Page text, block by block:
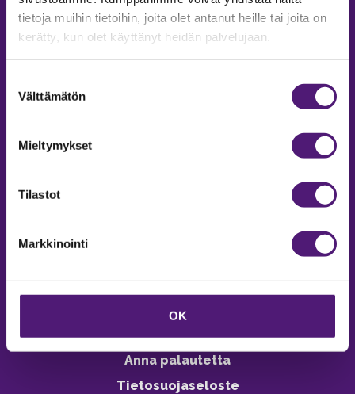
tietoja muihin tietoihin, joita olet antanut heille tai joita on
kerätty, kun olet käyttänyt heidän palvelujaan.
valinta
Välttämätön
Mieltymykset
Tilastot
Markkinointi
OK
MAJOITUS
Tiedustelut & Varaukset
Vastuullisuus
Ympäristöohjelma
Avoimet työpaikat
Anna palautetta
Tietosuojaseloste